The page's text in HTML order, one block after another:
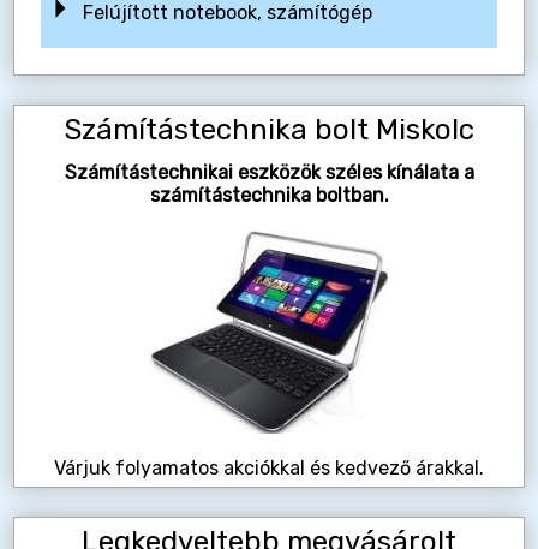
Felújított notebook, számítógép
Számítástechnika bolt Miskolc
Számítástechnikai eszközök széles kínálata a
számítástechnika boltban.
Várjuk folyamatos akciókkal és kedvező árakkal.
Legkedveltebb megvásárolt